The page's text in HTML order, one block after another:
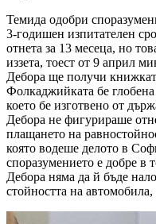
Темида одобри
3-годишен изпитателен
отнета за 13 месеца, но
иззета, тоест от 9 април
Дебора ще получи
Фолкаджийката бе
което бе изготвено от
Дебора не фигурираше
плащането на
която водеше делото в
споразумението е добре в
Дебора няма да й бъде
стойността на